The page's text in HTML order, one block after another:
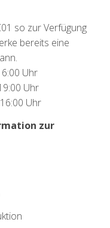
so zur Verfügung
bereits eine
Uhr
Uhr
Uhr
zur